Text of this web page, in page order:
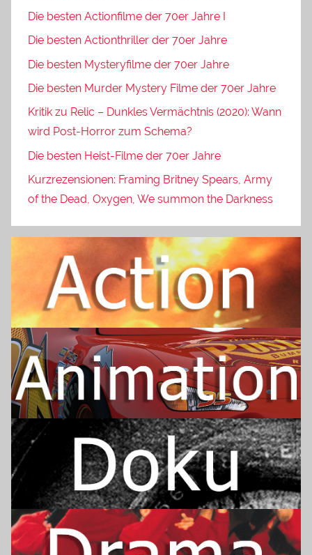
Die besten Actionfilme der 70er Jahre I
Die besten Actionthriller der 70er Jahre
Die besten Mysteryfilme der 70er Jahre
Die besten Murder Mystery Filme der 70er Jahre
Kritik zu Relic – Dunkles Vermächtnis (2020): Wann
wird Post-Horror zum Schema?
Die besten Heist-Filme der 70er Jahre
Kurzrezensionen: Framing Britney Spears, Army
of the Dead, Oxygen, We summon the Darkness